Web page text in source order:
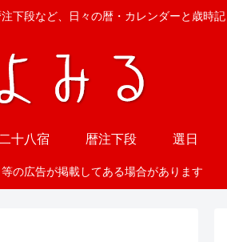
下段など、日々の暦・カレンダーと歳時記
二十八宿 暦注下段 選日
等の広告が掲載してある場合があります